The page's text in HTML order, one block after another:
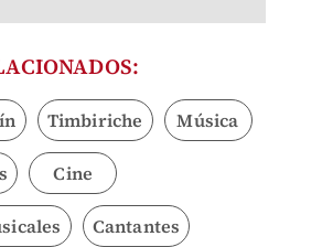
Timbiriche Música
Cine
Cantantes